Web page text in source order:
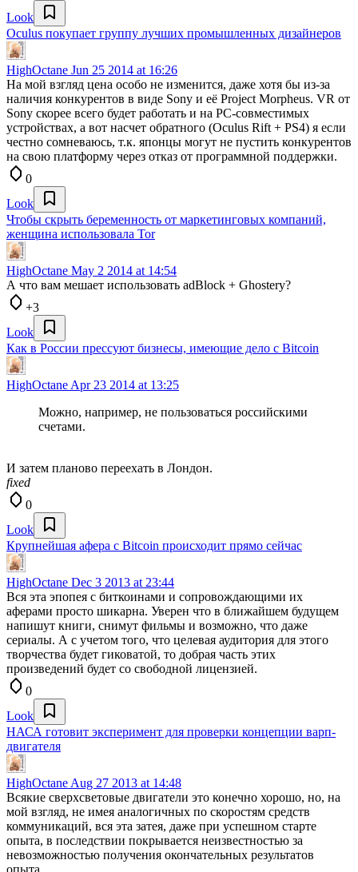
Look
Oculus покупает группу лучших промышленных дизайнеров
HighOctane Jun 25 2014 at 16:26
На мой взгляд цена особо не изменится, даже хотя бы из-за
наличия конкурентов в виде Sony и её Project Morpheus. VR от
Sony скорее всего будет работать и на PC-совместимых
устройствах, а вот насчет обратного (Oculus Rift + PS4) я если
честно сомневаюсь, т.к. японцы могут не пустить конкурентов
на свою платформу через отказ от программной поддержки.
0
Look
Чтобы скрыть беременность от маркетинговых компаний,
женщина использовала Tor
HighOctane May 2 2014 at 14:54
А что вам мешает использовать adBlock + Ghostery?
+3
Look
Как в России прессуют бизнесы, имеющие дело с Bitcoin
HighOctane Apr 23 2014 at 13:25
Можно, например, не пользоваться российскими
счетами.
И затем планово переехать в Лондон.
fixed
0
Look
Крупнейшая афера с Bitcoin происходит прямо сейчас
HighOctane Dec 3 2013 at 23:44
Вся эта эпопея с биткоинами и сопровождающими их
аферами просто шикарна. Уверен что в ближайшем будущем
напишут книги, снимут фильмы и возможно, что даже
сериалы. А с учетом того, что целевая аудитория для этого
творчества будет гиковатой, то добрая часть этих
произведений будет со свободной лицензией.
0
Look
НАСА готовит эксперимент для проверки концепции варп-
двигателя
HighOctane Aug 27 2013 at 14:48
Всякие сверхсветовые двигатели это конечно хорошо, но, на
мой взгляд, не имея аналогичных по скоростям средств
коммуникаций, вся эта затея, даже при успешном старте
опыта, в последствии покрывается неизвестностью за
невозможностью получения окончательных результатов
опыта.